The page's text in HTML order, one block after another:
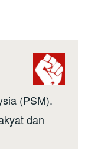
(PSM).
dan